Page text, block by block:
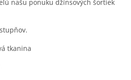
našu ponuku džínsových šortiek
tkanina